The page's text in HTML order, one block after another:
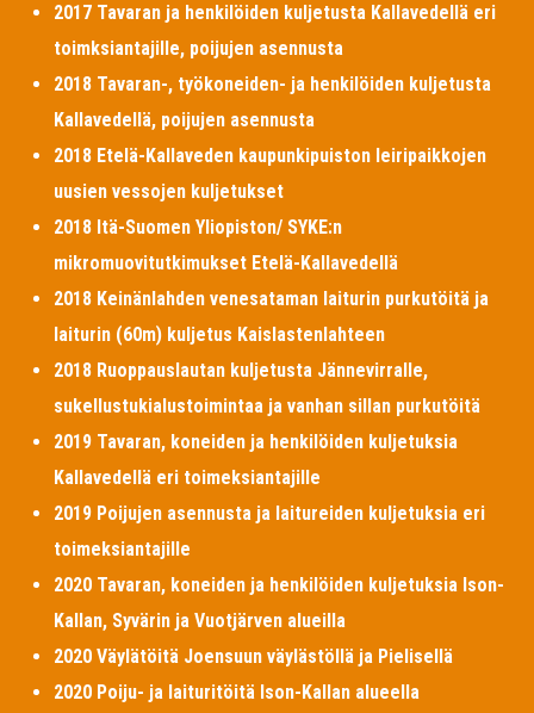
2017 Tavaran ja henkilöiden kuljetusta Kallavedellä eri
toimksiantajille, poijujen asennusta
2018 Tavaran-, työkoneiden- ja henkilöiden kuljetusta
Kallavedellä, poijujen asennusta
2018 Etelä-Kallaveden kaupunkipuiston leiripaikkojen
uusien vessojen kuljetukset
2018 Itä-Suomen Yliopiston/ SYKE:n
mikromuovitutkimukset Etelä-Kallavedellä
2018 Keinänlahden venesataman laiturin purkutöitä ja
laiturin (60m) kuljetus Kaislastenlahteen
2018 Ruoppauslautan kuljetusta Jännevirralle,
sukellustukialustoimintaa ja vanhan sillan purkutöitä
2019 Tavaran, koneiden ja henkilöiden kuljetuksia
Kallavedellä eri toimeksiantajille
2019 Poijujen asennusta ja laitureiden kuljetuksia eri
toimeksiantajille
2020 Tavaran, koneiden ja henkilöiden kuljetuksia Ison-
Kallan, Syvärin ja Vuotjärven alueilla
2020 Väylätöitä Joensuun väylästöllä ja Pielisellä
2020 Poiju- ja laituritöitä Ison-Kallan alueella